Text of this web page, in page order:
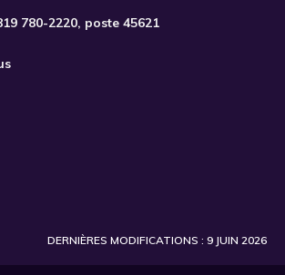
780-2220, poste 45621
DERNIÈRES MODIFICATIONS : 9 JUIN 2026